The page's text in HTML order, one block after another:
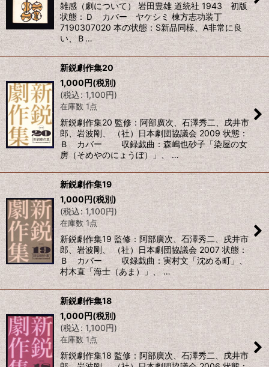
雑感（劇について） 岩田豊雄 道統社 1943 初版
状態：Ｄ カバー ヤケシミ 棟方志功装丁
7190307020 本の状態：S新品同様、A非常に良
い、Ｂ…
新鋭劇作集20
1,000円(税別)
(税込: 1,100円)
在庫数 1点
新鋭劇作集20 監修：阿部廣次、石澤秀二、戌井市
郎、岩波剛、 （社）日本劇団協議会 2009 状態：
Ｂ カバー 収録戯曲：森嶋也砂子「染屋の女
房（そめやのにょうぼ）」、 …
新鋭劇作集19
1,000円(税別)
(税込: 1,100円)
在庫数 1点
新鋭劇作集19 監修：阿部廣次、石澤秀二、戌井市
郎、岩波剛、 （社）日本劇団協議会 2007 状態：
Ｂ カバー 収録戯曲：実村文「沈める町」、
村木直「海士（あま）」、 …
新鋭劇作集18
1,000円(税別)
(税込: 1,100円)
在庫数 1点
新鋭劇作集18 監修：阿部廣次、石澤秀二、戌井市